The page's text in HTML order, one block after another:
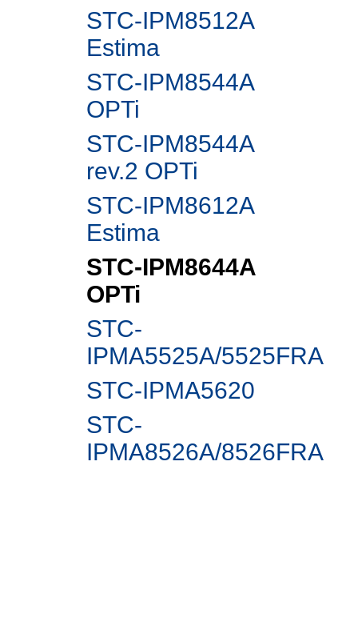
STC-IPM8512A
Estima
STC-IPM8544A
OPTi
STC-IPM8544A
rev.2 OPTi
STC-IPM8612A
Estima
STC-IPM8644A
OPTi
STC-
IPMA5525A/5525FRA
STC-IPMА5620
STC-
IPMA8526A/8526FRA